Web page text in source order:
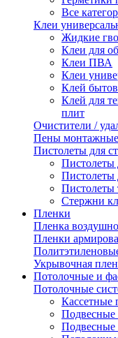
Все
Клеи
Жидкие
Клеи для
Клеи ПВА
Клеи
Клей
Клей для
плит
Очистители /
Пены монтажные
Пистолеты для
Пистолеты
Пистолеты
Пистолеты
Стержни
Пленки
Пленка
Пленки
Укрывочная
Потолочные и
Потолочные
Кассетные
Подвесные
Подвесные